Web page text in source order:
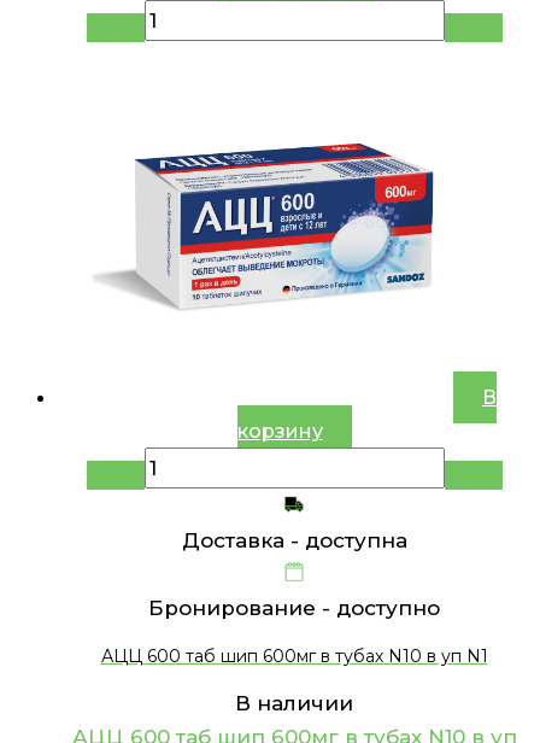
В
корзину
Доставка - доступна
Бронирование - доступно
АЦЦ 600 таб шип 600мг в тубах N10 в уп N1
В наличии
АЦЦ 600 таб шип 600мг в тубах N10 в уп